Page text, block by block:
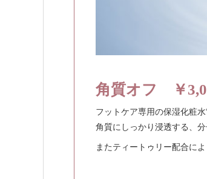
角質オフ ￥
フットケア専用の保湿化粧
角質にしっかり浸透する、
またティートゥリー配合に